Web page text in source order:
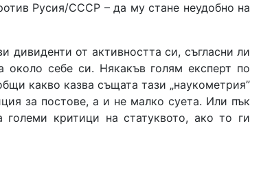
Русия/СССР – да му стане неудобно на
дивиденти от активността си, съгласни ли
себе си. Някакъв голям експерт по
какво казва същата тази „наукометрия”
за постове, а и не малко суета. Или пък
големи критици на статуквото, ако то ги